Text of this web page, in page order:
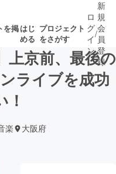
を掲はじ
める
プロジェクト
をさがす
集終了が近いプ
ロ
グ
イ
ン
/
新
規
会
員
登
録
上京前、最後の
ライブを成功
楽 大阪府